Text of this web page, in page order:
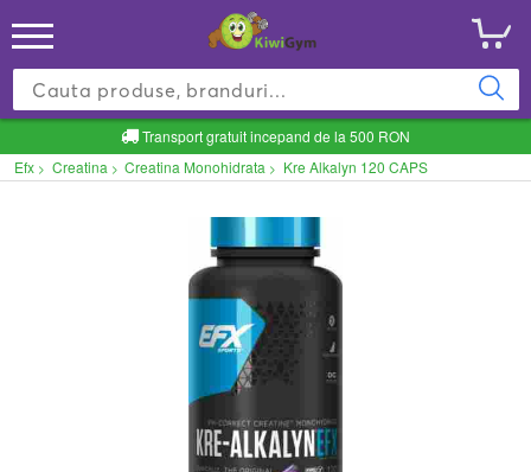
Transport gratuit incepand de la 500 RON
Efx > Creatina > Creatina Monohidrata > Kre Alkalyn 120 CAPS